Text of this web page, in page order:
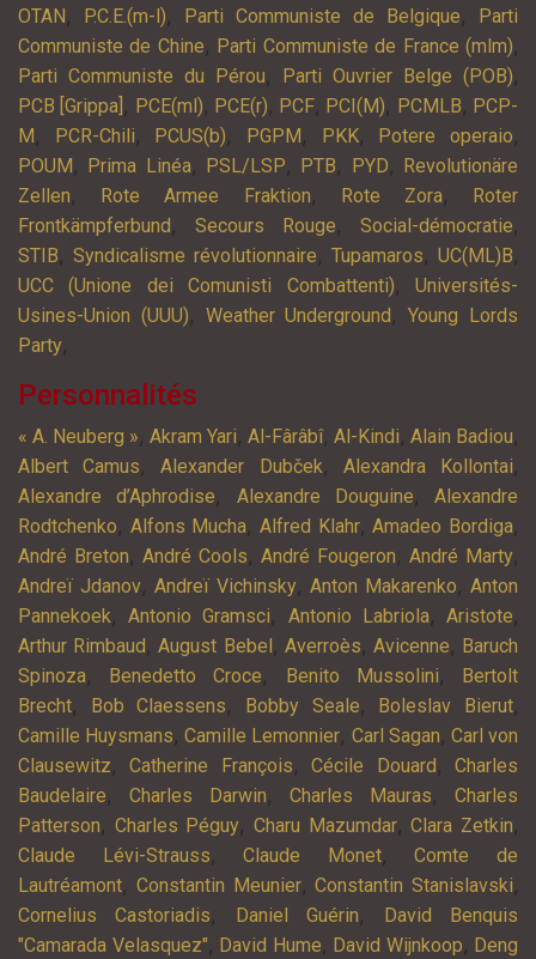
OTAN , P.C.E.(m-l), Parti Communiste de Belgique,
Parti
Communiste de Chine, Parti Communiste de France (mlm),
Parti Communiste du Pérou, Parti Ouvrier Belge (POB),
PCB [Grippa] , PCE(ml), PCE(r), PCF, PCI(M), PCMLB, PCP-
M , PCR-Chili, PCUS(b), PGPM , PKK, Potere operaio,
POUM , Prima Linéa, PSL/LSP, PTB, PYD,
Revolutionäre
Zellen, Rote Armee Fraktion, Rote Zora,
Roter
Frontkämpferbund , Secours Rouge, Social-démocratie,
STIB, Syndicalisme révolutionnaire, Tupamaros, UC(ML)B,
UCC (Unione dei Comunisti Combattenti),Universités-
Usines-Union (UUU), Weather Underground ,Young Lords
Party,
Personnalités
« A. Neuberg », Akram Yari, Al-Fârâbî, Al-Kindi, Alain Badiou,
Albert Camus,Alexander Dubček, Alexandra Kollontai,
Alexandre d’Aphrodise, Alexandre Douguine, Alexandre
Rodtchenko, Alfons Mucha,Alfred Klahr,Amadeo Bordiga,
André Breton, André Cools, André Fougeron, André Marty,
Andreï Jdanov, Andreï Vichinsky, Anton Makarenko, Anton
Pannekoek,Antonio Gramsci, Antonio Labriola,Aristote,
Arthur Rimbaud ,August Bebel , Averroès, Avicenne, Baruch
Spinoza, Benedetto Croce, Benito Mussolini,
Bertolt
Brecht, Bob Claessens, Bobby Seale, Boleslav Bierut,
Camille Huysmans,Camille Lemonnier, Carl Sagan, Carl von
Clausewitz,Catherine François,Cécile Douard ,Charles
Baudelaire, Charles Darwin, Charles Mauras, Charles
Patterson, Charles Péguy,Charu Mazumdar,Clara Zetkin,
Claude Lévi-Strauss,Claude Monet,Comte de
Lautréamont, Constantin Meunier,Constantin Stanislavski,
Cornelius Castoriadis, Daniel Guérin,
David Benquis
"Camarada Velasquez", David Hume, David Wijnkoop, Deng